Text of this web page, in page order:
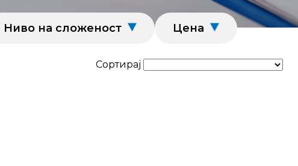
Ниво на сложеност Цена
Сортирај